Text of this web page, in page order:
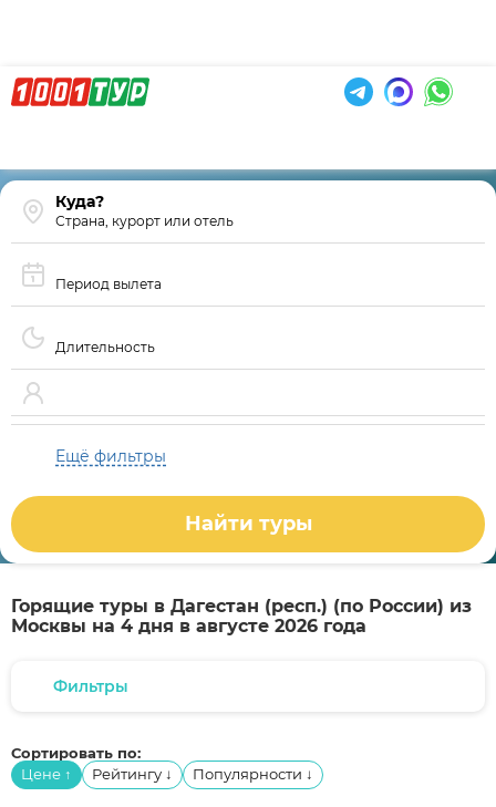
Страна, курорт или отель
Период вылета
Длительность
Ещё фильтры
Найти туры
Горящие туры в Дагестан (респ.) (по России) из
Москвы на 4 дня в августе 2026 года
Фильтры
Сортировать по:
Цене ↑ Рейтингу ↓ Популярности ↓